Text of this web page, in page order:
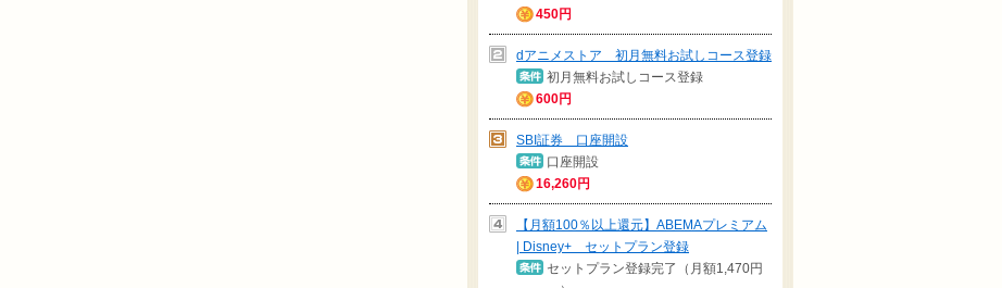
450円
dアニメストア 初月無料お試しコース登録
初月無料お試しコース登録
600円
SBI証券 口座開設
口座開設
16,260円
【月額100％以上還元】ABEMAプレミアム
| Disney+ セットプラン登録
セットプラン登録完了（月額1,470円